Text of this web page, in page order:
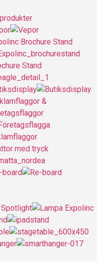
Brochure Stand
Stand
&
med tryck
board